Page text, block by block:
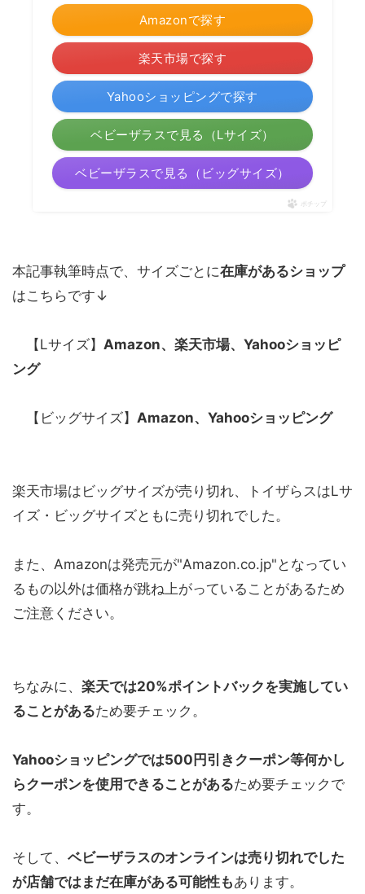
Amazonで探す
楽天市場で探す
Yahooショッピングで探す
ベビーザラスで見る（Lサイズ）
ベビーザラスで見る（ビッグサイズ）
ポチップ
本記事執筆時点で、サイズごとに在庫があるショップ
はこちらです↓
【Lサイズ】 Amazon、楽天市場、Yahooショッピ
ング
【ビッグサイズ】 Amazon、Yahooショッピング
楽天市場はビッグサイズが売り切れ、トイザらスはLサ
イズ・ビッグサイズともに売り切れでした。
また、Amazonは発売元が"Amazon.co.jp"となってい
るもの以外は価格が跳ね上がっていることがあるため
ご注意ください。
ちなみに、 楽天では20%ポイントバックを実施してい
ることがあるため要チェック。
Yahooショッピングでは500円引きクーポン等何かし
らクーポンを使用できることがあるため要チェックで
す。
そして、 ベビーザラスのオンラインは売り切れでした
が店舗ではまだ在庫がある可能性もあります。